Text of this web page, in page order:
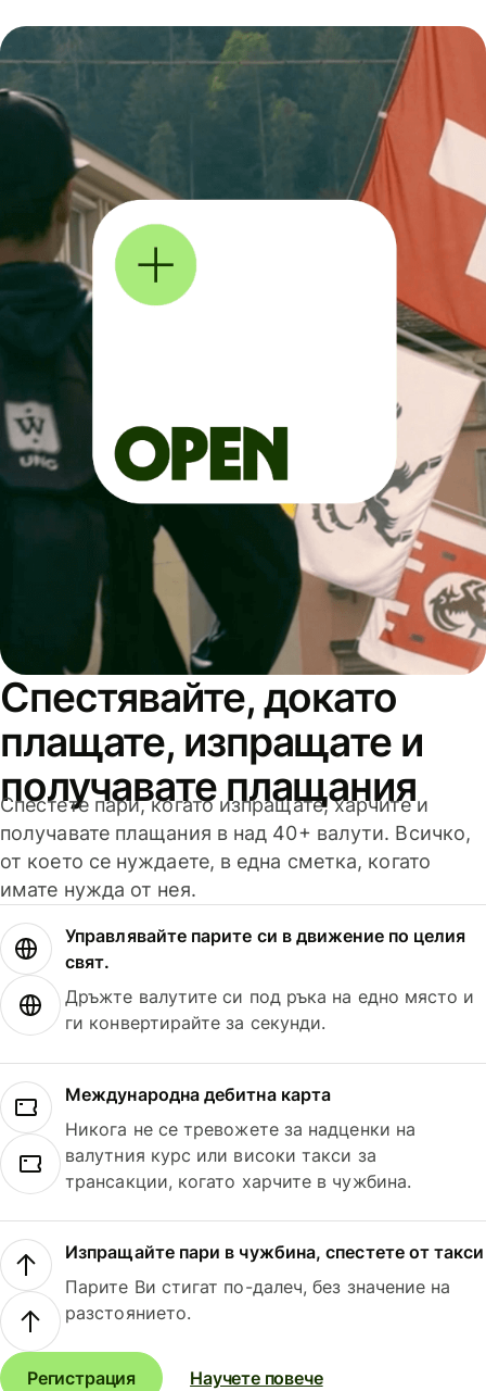
Спестявайте, докато
плащате, изпращате и
получавате плащания
Спестете пари, когато изпращате, харчите и
получавате плащания в над 40+ валути. Всичко,
от което се нуждаете, в една сметка, когато
имате нужда от нея.
Управлявайте парите си в движение по целия
свят.
Дръжте валутите си под ръка на едно място и
ги конвертирайте за секунди.
Международна дебитна карта
Никога не се тревожете за надценки на
валутния курс или високи такси за
трансакции, когато харчите в чужбина.
Изпращайте пари в чужбина, спестете от такси
Парите Ви стигат по-далеч, без значение на
разстоянието.
Регистрация Научете повече